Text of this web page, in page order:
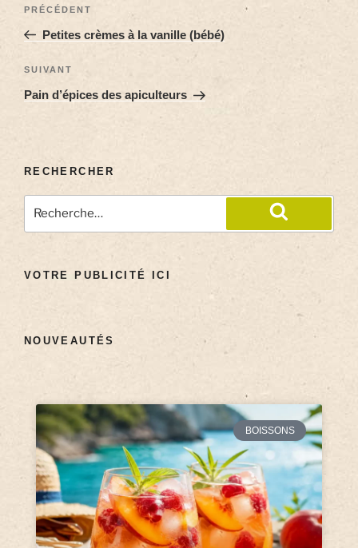
PRÉCÉDENT
Petites crèmes à la vanille (bébé)
SUIVANT
Pain d’épices des apiculteurs
RECHERCHER
VOTRE PUBLICITÉ ICI
NOUVEAUTÉS
BOISSONS